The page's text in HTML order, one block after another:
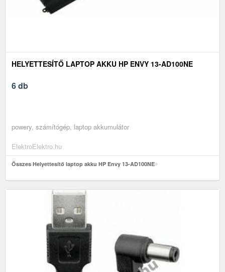
HELYETTESÍTŐ LAPTOP AKKU HP ENVY 13-AD100NE
6 db
powery, számítógép, laptop akkumulátor
ElektroElektro.hu
Összes Helyettesítő laptop akku HP Envy 13-AD100NE